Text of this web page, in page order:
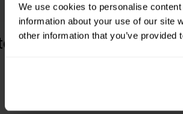
We use cookies to personalise
information about your use of our site
other information that you’ve
(0)